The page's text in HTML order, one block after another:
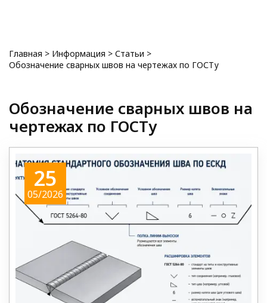
Главная > Информация > Статьи >
Обозначение сварных швов на чертежах по ГОСТу
Обозначение сварных швов на
чертежах по ГОСТу
25
05/2026